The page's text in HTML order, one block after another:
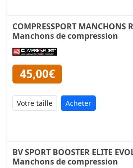
COMPRESSPORT MANCHONS
Manchons de compression
45,00€
Acheter
BV SPORT BOOSTER ELITE
Manchons de compression